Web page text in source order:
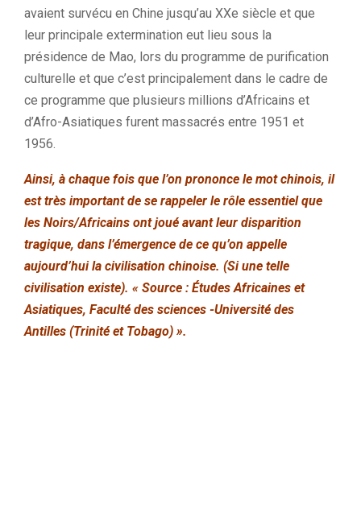
avaient survécu en Chine jusqu’au XXe siècle et que
leur principale extermination eut lieu sous la
présidence de Mao, lors du programme de purification
culturelle et que c’est principalement dans le cadre de
ce programme que plusieurs millions d’Africains et
d’Afro-Asiatiques furent massacrés entre 1951 et
1956.
Ainsi, à chaque fois que l’on prononce le mot chinois, il
est très important de se rappeler le rôle essentiel que
les Noirs/Africains ont joué avant leur disparition
tragique, dans l’émergence de ce qu’on appelle
aujourd’hui la civilisation chinoise. (Si une telle
civilisation existe). « Source : Études Africaines et
Asiatiques, Faculté des sciences -Université des
Antilles (Trinité et Tobago) ».